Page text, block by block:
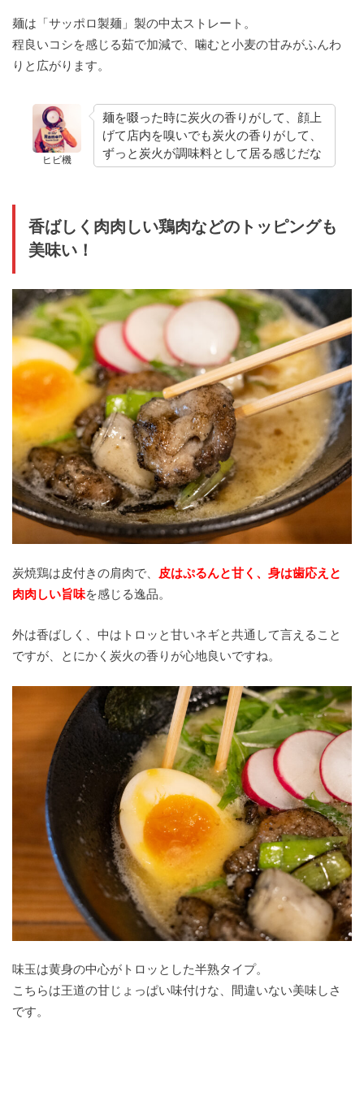
麺は「サッポロ製麺」製の中太ストレート。
程良いコシを感じる茹で加減で、噛むと小麦の甘みがふんわ
りと広がります。
ヒビ機
麺を啜った時に炭火の香りがして、顔上
げて店内を嗅いでも炭火の香りがして、
ずっと炭火が調味料として居る感じだな
香ばしく肉肉しい鶏肉などのトッピングも
美味い！
炭焼鶏は皮付きの肩肉で、
皮はぷるんと甘く、身は歯応えと
肉肉しい旨味を感じる逸品。
外は香ばしく、中はトロッと甘いネギと共通して言えること
ですが、とにかく炭火の香りが心地良いですね。
味玉は黄身の中心がトロッとした半熟タイプ。
こちらは王道の甘じょっぱい味付けな、間違いない美味しさ
です。